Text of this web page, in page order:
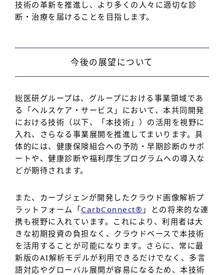
技術の革新を推進し、より多くの人々に適切な診
断・治療を届けることを目指します。
今後の展望について
総医研グループは、グループにおける事業領域であ
る「ヘルスケア・サービス」において、本共同開発
における技術（以下、「本技術」）の活用を視野に
入れ、さらなる事業展開を推進してまいります。具
体的には、健康保険組合への予防・早期診断のサポ
ートや、健康診断や福利厚生プログラムへの導入な
どが期待されます。
また、カーブジェンが開発したクラウド画像解析プ
ラットフォーム「CarbConnect® 」との将来的な連
携も視野に入れています。これにより、利用者は大
きな初期投資の負担なく、クラウドベースで本技術
を活用することが可能になります。さらに、常に最
新版のAI解析モデルが利用できるだけでなく、多言
語対応やグローバル展開が容易になるため、本技術